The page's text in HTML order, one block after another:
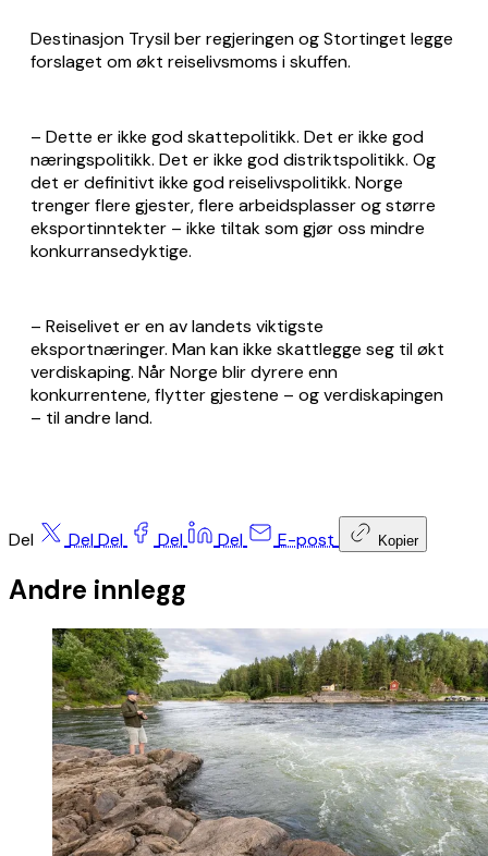
Destinasjon Trysil ber regjeringen og Stortinget legge
forslaget om økt reiselivsmoms i skuffen.
– Dette er ikke god skattepolitikk. Det er ikke god
næringspolitikk. Det er ikke god distriktspolitikk. Og
det er definitivt ikke god reiselivspolitikk. Norge
trenger flere gjester, flere arbeidsplasser og større
eksportinntekter – ikke tiltak som gjør oss mindre
konkurransedyktige.
– Reiselivet er en av landets viktigste
eksportnæringer. Man kan ikke skattlegge seg til økt
verdiskaping. Når Norge blir dyrere enn
konkurrentene, flytter gjestene – og verdiskapingen
– til andre land.
Del DelDel Del Del E-post Kopier
Andre innlegg